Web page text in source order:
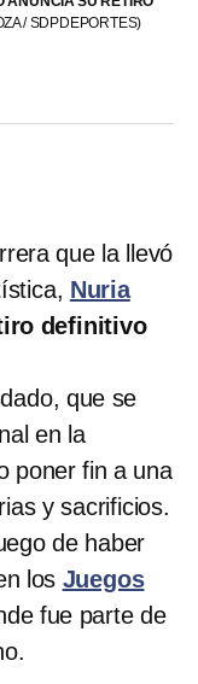
/ SDPDEPORTES)
que la llevó
Nuria
definitivo
que se
en la
poner fin a una
y sacrificios.
de haber
los Juegos
fue parte de